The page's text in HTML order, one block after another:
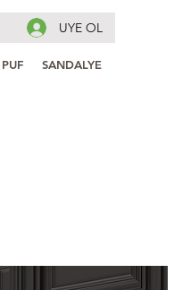
UYE OL
PUF SANDALYE